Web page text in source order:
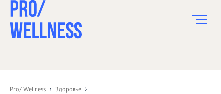
Pro/ Wellness
Здоровье
СПОРТ